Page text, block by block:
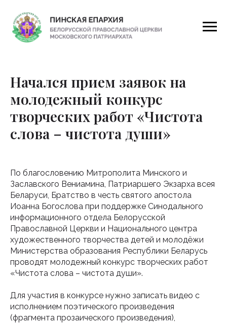
Начался прием заявок на
молодежный конкурс
творческих работ «Чистота
слова – чистота души»
По благословению Митрополита Минского и
Заславского Вениамина, Патриаршего Экзарха всея
Беларуси, Братство в честь святого апостола
Иоанна Богослова при поддержке Синодального
информационного отдела Белорусской
Православной Церкви и Национального центра
художественного творчества детей и молодёжи
Министерства образования Республики Беларусь
проводят молодежный конкурс творческих работ
«Чистота слова – чистота души».
Для участия в конкурсе нужно записать видео с
исполнением поэтического произведения
(фрагмента прозаического произведения),